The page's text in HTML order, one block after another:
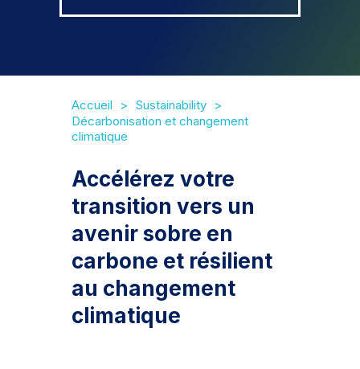
Accueil
Sustainability
Décarbonisation et changement
climatique
Accélérez votre
transition vers un
avenir sobre en
carbone et résilient
au changement
climatique